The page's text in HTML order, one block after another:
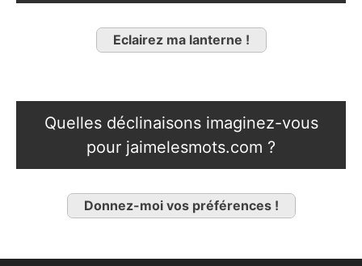
Eclairez ma lanterne !
Quelles déclinaisons imaginez-vous
pour jaimelesmots.com ?
Donnez-moi vos préférences !